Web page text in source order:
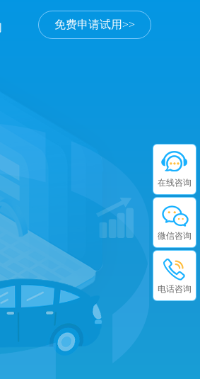
免费申请试用>>
在线咨询
微信咨询
电话咨询